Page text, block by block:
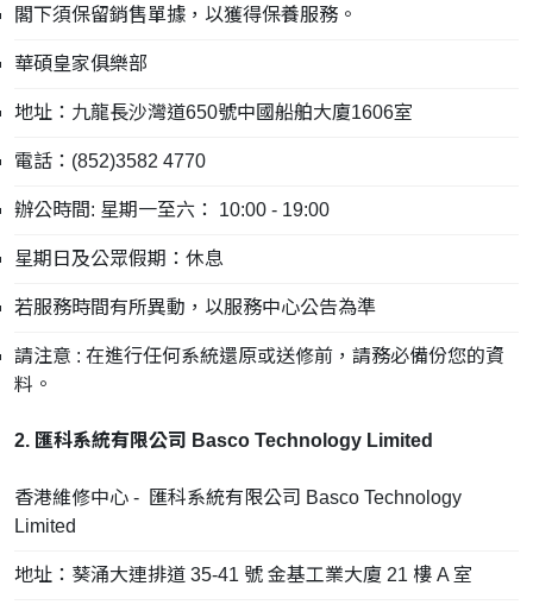
閣下須保留銷售單據，以獲得保養服務。
華碩皇家俱樂部
地址：九龍長沙灣道650號中國船舶大廈1606室
電話：(852)3582 4770
辦公時間: 星期一至六： 10:00 - 19:00
星期日及公眾假期：休息
若服務時間有所異動，以服務中心公告為準
請注意 : 在進行任何系統還原或送修前，請務必備份您的資
料。
2. 匯科系統有限公司 Basco Technology Limited
香港維修中心 - 匯科系統有限公司 Basco Technology
Limited
地址：葵涌大連排道 35-41 號 金基工業大廈 21 樓 A 室